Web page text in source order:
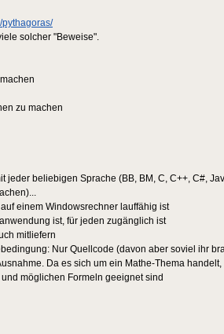
pythagoras/
solcher "Beweise".
zu machen
jeder beliebigen Sprache (BB, BM, C, C++, C#,
einem Windowsrechner lauffähig ist
ist, für jeden zugänglich ist
mitliefern
Nur Quellcode (davon aber soviel ihr
Da es sich um ein Mathe-Thema
möglichen Formeln geeignet sind